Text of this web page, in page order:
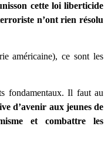
cette loi liberticide
n’ont rien résolu
américaine), ce sont les
fondamentaux. Il faut au
d’avenir aux jeunes de
et combattre les